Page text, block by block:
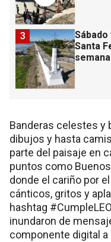
Santa
semana
3
Banderas celestes y
dibujos y hasta
parte del paisaje en
puntos como
donde el cariño por
cánticos, gritos y
hashtag
inundaron de
componente digital a